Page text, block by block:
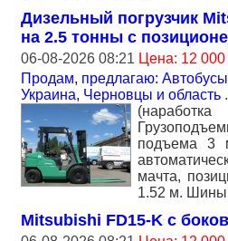
Дизельный погрузчик
на 2.5 тонны с
06-08-2026 08:21 Цена: 12
Продам, предлагаю:
Украина, Черновцы и область
подъема 3
мачта,
1.52 м. Шины
Mitsubishi FD15-K с